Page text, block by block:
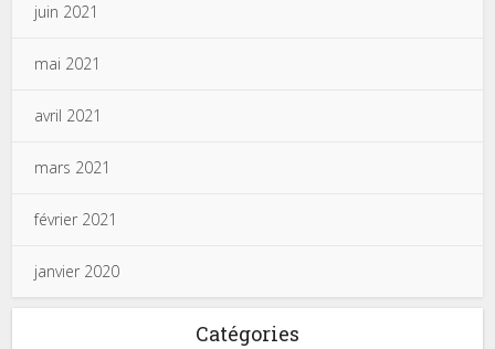
juin 2021
mai 2021
avril 2021
mars 2021
février 2021
janvier 2020
Catégories